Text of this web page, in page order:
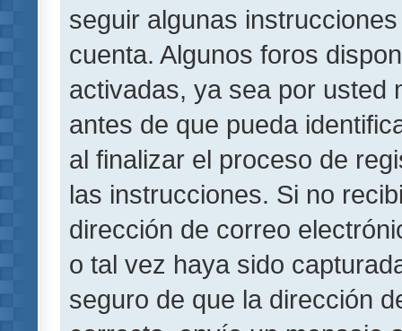
seguir algunas
cuenta. Algunos foros
activadas, ya sea por usted
antes de que pueda
al finalizar el proceso de
las instrucciones. Si no
dirección de correo
o tal vez haya sido
seguro de que la dirección